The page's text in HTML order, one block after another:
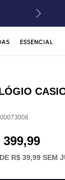
ESSENCIAL
00073008
399,99
R$ 39,99SEM